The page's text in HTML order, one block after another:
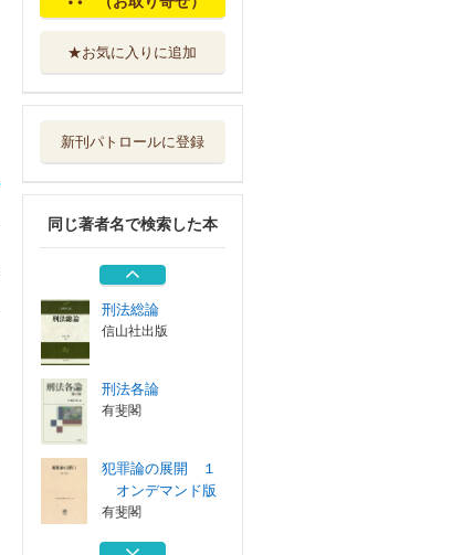
★お気に入りに追加
新刊パトロールに登録
同じ著者名で検索した本
犯罪論の展開 １
オンデマンド版
生と死，そして法
信山社
生命倫理の希望
開かれた「パン...
Ｓｏｐｈｉａ ...
刑法総論
信山社出版
刑法各論
有斐閣
犯罪論の展開 １
オンデマンド版
有斐閣
生と死，そして法